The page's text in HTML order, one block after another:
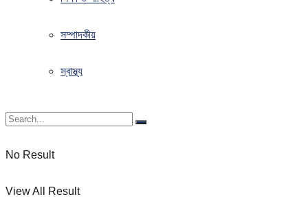
সম্পাদকীয়
স্বাস্থ্য
No Result
View All Result